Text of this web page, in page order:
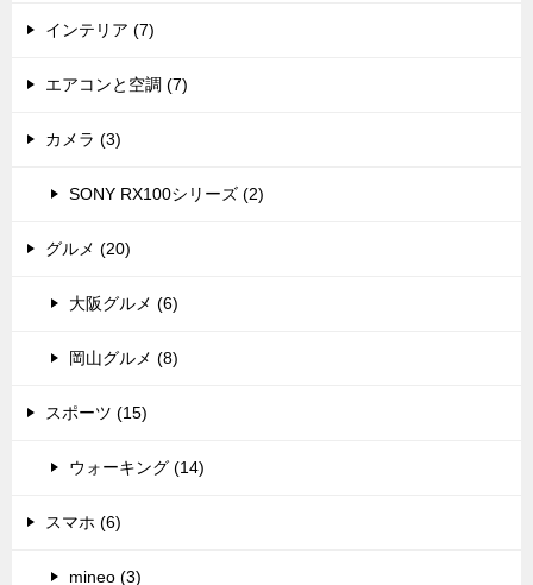
インテリア (7)
エアコンと空調 (7)
カメラ (3)
SONY RX100シリーズ (2)
グルメ (20)
大阪グルメ (6)
岡山グルメ (8)
スポーツ (15)
ウォーキング (14)
スマホ (6)
mineo (3)